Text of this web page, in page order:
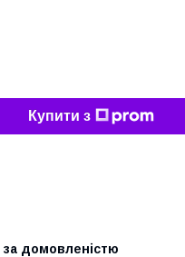
Купити з
за домовленістю